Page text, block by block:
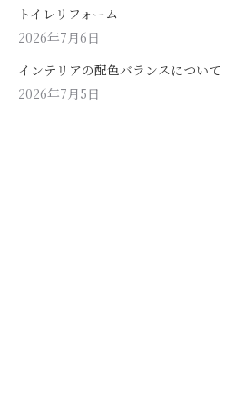
トイレリフォーム
2026年7月6日
インテリアの配色バランスについて
2026年7月5日